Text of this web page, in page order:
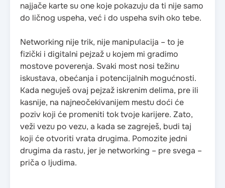
najjače karte su one koje pokazuju da ti nije samo
do ličnog uspeha, već i do uspeha svih oko tebe.
Networking nije trik, nije manipulacija – to je
fizički i digitalni pejzaž u kojem mi gradimo
mostove poverenja. Svaki most nosi težinu
iskustava, obećanja i potencijalnih mogućnosti.
Kada neguješ ovaj pejzaž iskrenim delima, pre ili
kasnije, na najneočekivanijem mestu doći će
poziv koji će promeniti tok tvoje karijere. Zato,
veži vezu po vezu, a kada se zagreješ, budi taj
koji će otvoriti vrata drugima. Pomozite jedni
drugima da rastu, jer je networking – pre svega –
priča o ljudima.